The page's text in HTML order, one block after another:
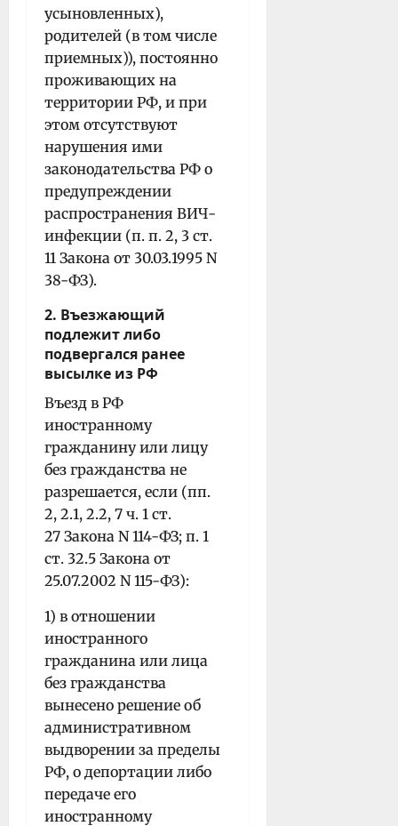
усыновленных),
родителей (в том числе
приемных)), постоянно
проживающих на
территории РФ, и при
этом отсутствуют
нарушения ими
законодательства РФ о
предупреждении
распространения ВИЧ-
инфекции (п. п. 2, 3 ст.
11 Закона от 30.03.1995 N
38-ФЗ).
2. Въезжающий
подлежит либо
подвергался ранее
высылке из РФ
Въезд в РФ
иностранному
гражданину или лицу
без гражданства не
разрешается, если (пп.
2, 2.1, 2.2, 7 ч. 1 ст.
27 Закона N 114-ФЗ; п. 1
ст. 32.5 Закона от
25.07.2002 N 115-ФЗ):
1) в отношении
иностранного
гражданина или лица
без гражданства
вынесено решение об
административном
выдворении за пределы
РФ, о депортации либо
передаче его
иностранному